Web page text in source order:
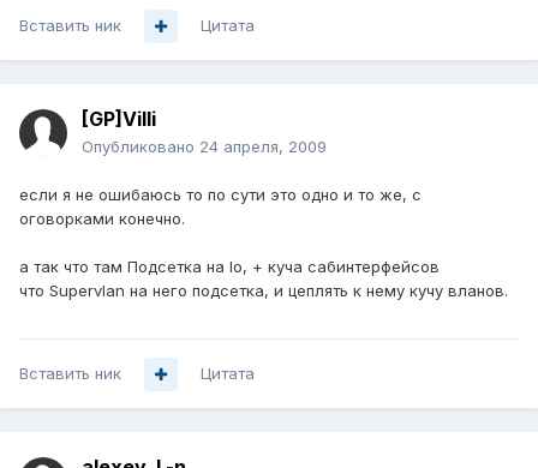
Вставить ник Цитата
[GP]Villi
Опубликовано 24 апреля, 2009
если я не ошибаюсь то по сути это одно и то же, с
оговорками конечно.
а так что там Подсетка на lo, + куча сабинтерфейсов
что Supervlan на него подсетка, и цеплять к нему кучу вланов.
Вставить ник Цитата